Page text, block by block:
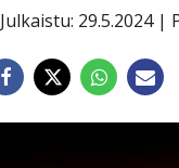
Julkaistu: 29.5.2024 |